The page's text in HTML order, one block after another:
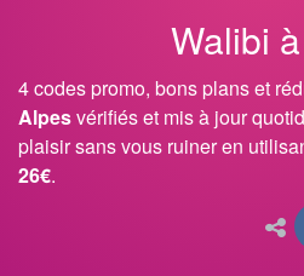
Walibi
4 codes promo, bons plans et
Alpesvérifiés et mis à jour
plaisir sans vous ruiner en
26€.